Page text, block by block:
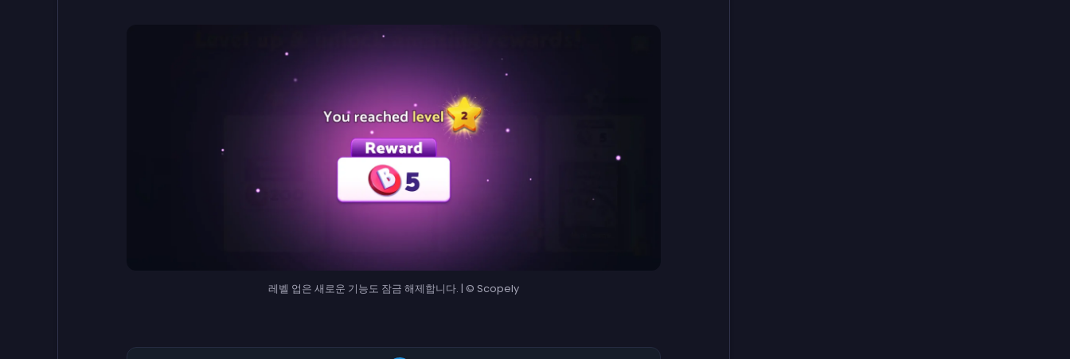
레벨 업은 새로운 기능도 잠금 해제합니다. | © Scopely